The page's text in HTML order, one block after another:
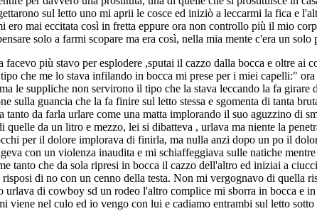
sul letto uno mi aprii le cosce ed iniziò a leccarmi la fica e
ero mai eccitata così in fretta eppure ora non controllo più il mio
solo a farmi scopare ma era così, nella mia mente c'era un solo
più stavo per esplodere ,sputai il cazzo dalla bocca e oltre
che me lo stava infilando in bocca mi prese per i miei capelli:"
le suppliche non servirono il tipo che la stava leccando la fa
sulla guancia che la fa finire sul letto stessa e sgomenta di tanta
tanto da farla urlare come una matta implorando il suo aguzzino di
quelle da un litro e mezzo, lei si dibatteva , urlava ma niente la
per il dolore implorava di finirla, ma nulla anzi dopo un po il
con un violenza inaudita e mi schiaffeggiava sulle natiche
tanto che da sola ripresi in bocca il cazzo dell'altro ed iniziai a
di no con un cenno della testa. Non mi vergognavo di
di cowboy sd un rodeo l'altro complice mi sborra in bocca e
viene nel culo ed io vengo con lui e cadiamo entrambi sul letto